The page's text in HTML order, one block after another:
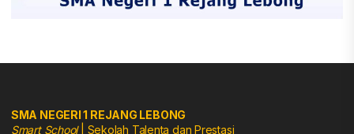
SMA NEGERI 1 REJANG LEBONG
Smart School| Sekolah Talenta dan Prestasi